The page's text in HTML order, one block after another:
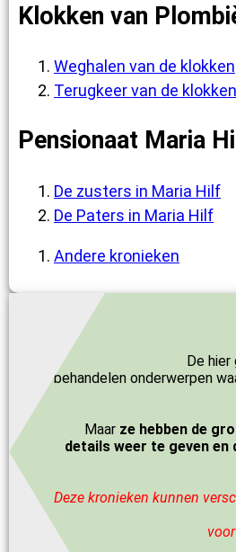
Klokken van
Weghalen van de klokken
Terugkeer van de klokken
Pensionaat Maria
De zusters in Maria Hilf
De Paters in Maria Hilf
Andere kronieken
De
behandelen onderwerpen
Maar ze hebben de
details weer te geven en
Deze kronieken kunnen